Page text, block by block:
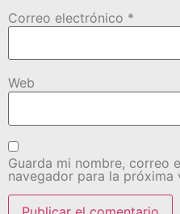
Correo electrónico *
Web
Guarda mi nombre, correo
navegador para la próxima